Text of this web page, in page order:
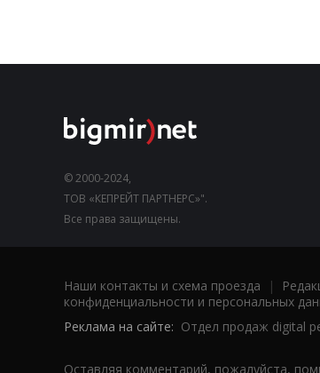
© 2000-2024,
ТОВ «КЕПРЕЙТ ПАРТНЕРС»".
Все права защищены.
Наши контакты и схема проезда |
конфиденциальности и персональных
Реклама на сайте: Отдел продаж digital
Оставляя комментарий, пожалуйста,